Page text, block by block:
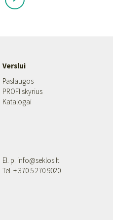
Verslui
Paslaugos
PROFI skyrius
Katalogai
El. p. info@seklos.lt
Tel. + 370 5 270 9020